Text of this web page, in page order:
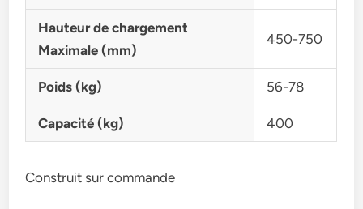
Hauteur de chargement
Maximale (mm)
450-750
Poids (kg) 56-78
Capacité (kg) 400
Construit sur commande